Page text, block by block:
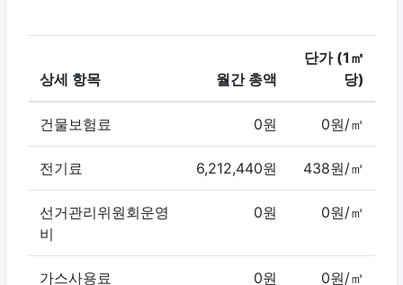
상세 항목 월간 총액
단가 (1㎡
당)
건물보험료 0원 0원/㎡
전기료 6,212,440원 438원/㎡
선거관리위원회운영
비
0원 0원/㎡
가스사용료 0원 0원/㎡